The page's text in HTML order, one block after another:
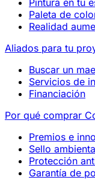
Pintura en tu
Paleta de
Realidad
Aliados para tu
Buscar un
Servicios de
Financiación
Por qué comprar
Premios e
Sello
Protección
Garantía de